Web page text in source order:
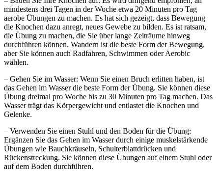
mindestens drei Tagen in der Woche etwa 20 Minuten pro Tag
aerobe Übungen zu machen. Es hat sich gezeigt, dass Bewegung
die Knochen dazu anregt, neues Gewebe zu bilden. Es ist ratsam,
die Übung zu machen, die Sie über lange Zeiträume hinweg
durchführen können. Wandern ist die beste Form der Bewegung,
aber Sie können auch Radfahren, Schwimmen oder Aerobic
wählen.
– Gehen Sie im Wasser: Wenn Sie einen Bruch erlitten haben, ist
das Gehen im Wasser die beste Form der Übung. Sie können diese
Übung dreimal pro Woche bis zu 30 Minuten pro Tag machen. Das
Wasser trägt das Körpergewicht und entlastet die Knochen und
Gelenke.
– Verwenden Sie einen Stuhl und den Boden für die Übung:
Ergänzen Sie das Gehen im Wasser durch einige muskelstärkende
Übungen wie Bauchkräuseln, Schulterblattdrücken und
Rückenstreckung. Sie können diese Übungen auf einem Stuhl oder
auf dem Boden durchführen.